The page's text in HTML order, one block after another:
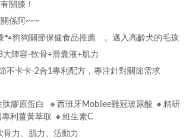
關膝！
係阿~~~
大陣容-軟骨+滑囊液+肌力
不卡卡-2合1專利配方，專注針對關節需求
肽膠原蛋白 🔸西班牙Mobilee雞冠玻尿酸 🔸精研
利薑黃萃取 🔸維生素C
力、肌力、活動力